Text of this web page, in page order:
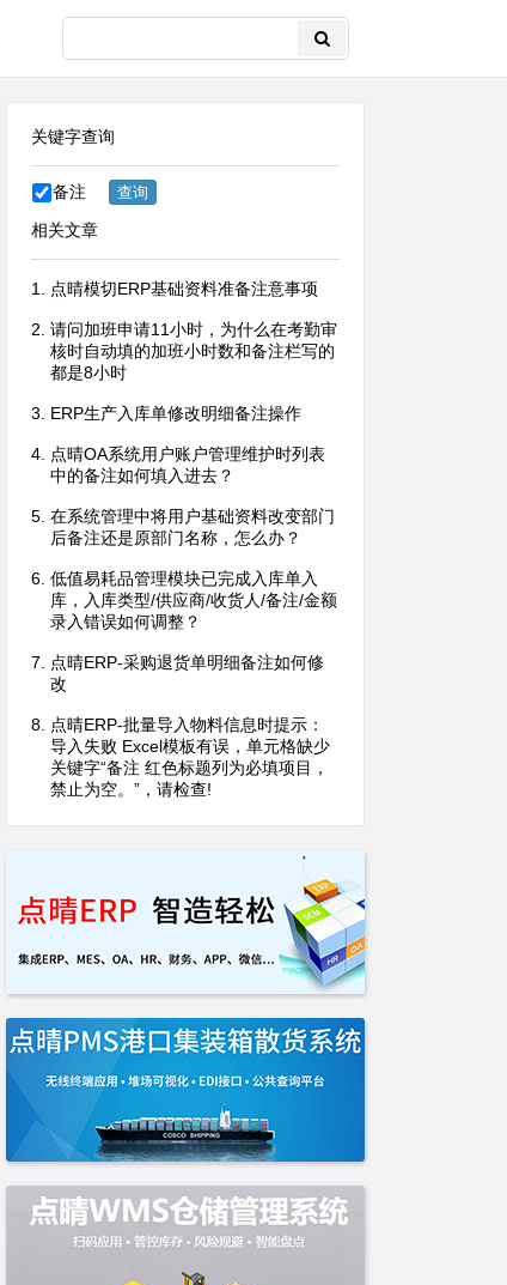
关键字查询
备注
相关文章
点晴模切ERP基础资料准备注意事项
请问加班申请11小时，为什么在考勤审
核时自动填的加班小时数和备注栏写的
都是8小时
ERP生产入库单修改明细备注操作
点晴OA系统用户账户管理维护时列表
中的备注如何填入进去？
在系统管理中将用户基础资料改变部门
后备注还是原部门名称，怎么办？
低值易耗品管理模块已完成入库单入
库，入库类型/供应商/收货人/备注/金额
录入错误如何调整？
点晴ERP-采购退货单明细备注如何修
改
点晴ERP-批量导入物料信息时提示：
导入失败 Excel模板有误，单元格缺少
关键字“备注 红色标题列为必填项目，
禁止为空。”，请检查!